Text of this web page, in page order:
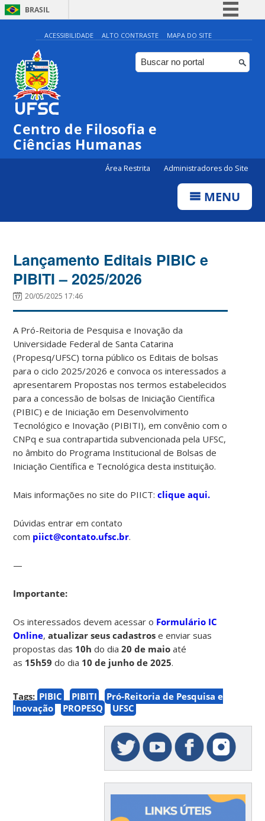
BRASIL
Simplifique!
Comunica BR
Participe
ACESSIBILIDADE ALTO CONTRASTE MAPA DO SITE
Centro de Filosofia e
Ciências Humanas
Área Restrita Administradores do Site
MENU
Lançamento Editais PIBIC e
PIBITI – 2025/2026
20/05/2025 17:46
A Pró-Reitoria de Pesquisa e Inovação da
Universidade Federal de Santa Catarina
(Propesq/UFSC) torna público os Editais de bolsas
para o ciclo 2025/2026 e convoca os interessados a
apresentarem Propostas nos termos estabelecidos
para a concessão de bolsas de Iniciação Científica
(PIBIC) e de Iniciação em Desenvolvimento
Tecnológico e Inovação (PIBITI), em convênio com o
CNPq e sua contrapartida subvencionada pela UFSC,
no âmbito do Programa Institucional de Bolsas de
Iniciação Científica e Tecnológica desta instituição.
Mais informações no site do PIICT:clique aqui.
Dúvidas entrar em contato
com piict@contato.ufsc.br.
—
Importante:
Os interessados devem acessar o Formulário IC
Online,atualizar seus cadastros e enviar suas
propostas das 10hdo dia 20 de maioaté
as 15h59do dia 10 de junho de 2025.
Tags: PIBIC PIBITI
Pró-Reitoria de Pesquisa e
Inovação
PROPESQ UFSC